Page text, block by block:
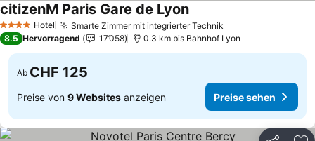
4 Sterne Hotel Smarte Zimmer mit integrierter Technik
citizenM Paris Gare de LyonPreise sehen
8.5 Hervorragend 17’058 0.3 km bis Bahnhof Lyon
Ab CHF 125
Preise von 9 Websites anzeigen Preise sehen